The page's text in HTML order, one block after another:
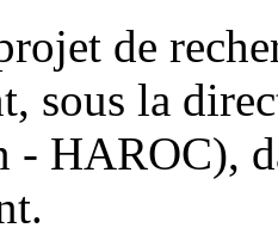
de
sous la
HAROC),